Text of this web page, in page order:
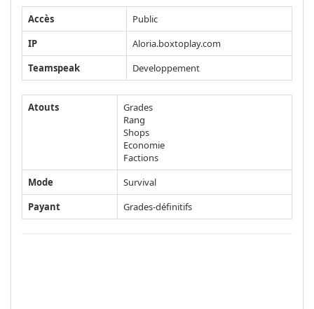
Accès
Public
IP
Aloria.boxtoplay.com
Teamspeak
Developpement
Atouts
Grades
Rang
Shops
Economie
Factions
Mode
Survival
Payant
Grades-définitifs